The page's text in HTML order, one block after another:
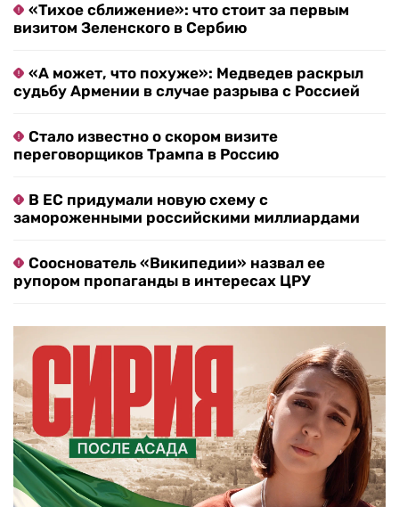
«Тихое сближение»: что стоит за первым
визитом Зеленского в Сербию
«А может, что похуже»: Медведев раскрыл
судьбу Армении в случае разрыва с Россией
Стало известно о скором визите
переговорщиков Трампа в Россию
В ЕС придумали новую схему с
замороженными российскими миллиардами
Сооснователь «Википедии» назвал ее
рупором пропаганды в интересах ЦРУ